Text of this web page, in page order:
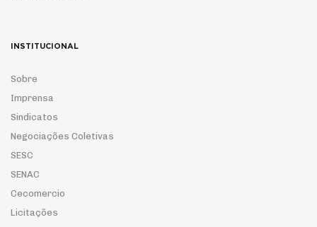
INSTITUCIONAL
Sobre
Imprensa
Sindicatos
Negociações Coletivas
SESC
SENAC
Cecomercio
Licitações